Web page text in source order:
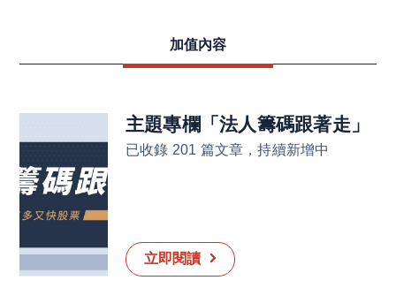
加值內容
主題專欄 「法人籌碼跟著走 」
已收錄 201 篇文章，持續新增中
立即閱讀